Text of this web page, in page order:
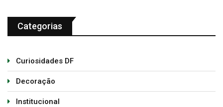
Categorias
Curiosidades DF
Decoração
Institucional